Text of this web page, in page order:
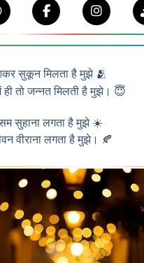
सुकून मिलता है मुझे 🫂
ही तो जन्नत मिलती है मुझे। 😇
सुहाना लगता है मुझे ☀️
वीराना लगता है मुझे। 🍂